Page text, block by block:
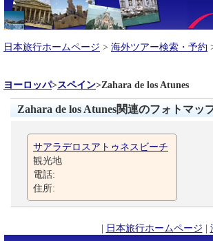
日本旅行ホームページ > 海外ツアー検索・予約
ヨーロッパ>スペイン>Zahara de los Atunes
Zahara de los Atunes関連のフォトマッ
サアラデロスアトゥネスビーチ
観光地
電話:
住所:
| 日本旅行ホームページ |